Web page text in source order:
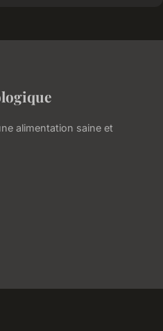
alimentation saine et